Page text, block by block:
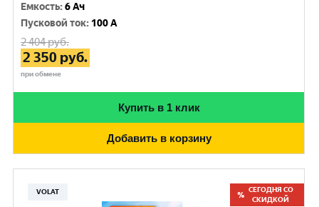
Емкость:6 Ач
Пусковой ток: 100 A
2 404руб.
2 350 руб.
при обмене
Купить в 1 клик
Добавить в корзину
VOLAT
СЕГОДНЯ СО
СКИДКОЙ